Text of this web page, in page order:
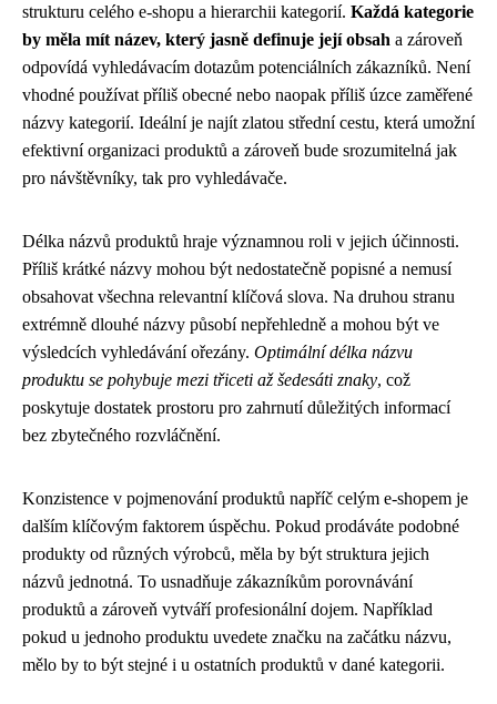
strukturu celého e-shopu a hierarchii kategorií. Každá kategorie
by měla mít název, který jasně definuje její obsah a zároveň
odpovídá vyhledávacím dotazům potenciálních zákazníků. Není
vhodné používat příliš obecné nebo naopak příliš úzce zaměřené
názvy kategorií. Ideální je najít zlatou střední cestu, která umožní
efektivní organizaci produktů a zároveň bude srozumitelná jak
pro návštěvníky, tak pro vyhledávače.
Délka názvů produktů hraje významnou roli v jejich účinnosti.
Příliš krátké názvy mohou být nedostatečně popisné a nemusí
obsahovat všechna relevantní klíčová slova. Na druhou stranu
extrémně dlouhé názvy působí nepřehledně a mohou být ve
výsledcích vyhledávání ořezány. Optimální délka názvu
produktu se pohybuje mezi třiceti až šedesáti znaky, což
poskytuje dostatek prostoru pro zahrnutí důležitých informací
bez zbytečného rozvláčnění.
Konzistence v pojmenování produktů napříč celým e-shopem je
dalším klíčovým faktorem úspěchu. Pokud prodáváte podobné
produkty od různých výrobců, měla by být struktura jejich
názvů jednotná. To usnadňuje zákazníkům porovnávání
produktů a zároveň vytváří profesionální dojem. Například
pokud u jednoho produktu uvedete značku na začátku názvu,
mělo by to být stejné i u ostatních produktů v dané kategorii.